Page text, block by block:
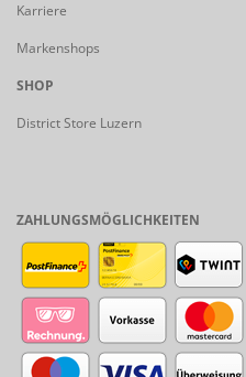
Karriere
Markenshops
SHOP
District Store Luzern
ZAHLUNGSMÖGLICHKEITEN